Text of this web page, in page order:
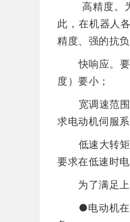
高精度。为
此，在机器人
精度、强的抗
快响应。要
度）要小；
宽调速范围
求电动机伺服
低速大转矩
要求在低速时
为了满足上
●电动机在整